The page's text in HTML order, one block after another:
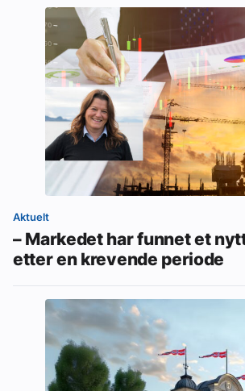
Aktuelt
– Markedet har funnet et
etter en krevende periode